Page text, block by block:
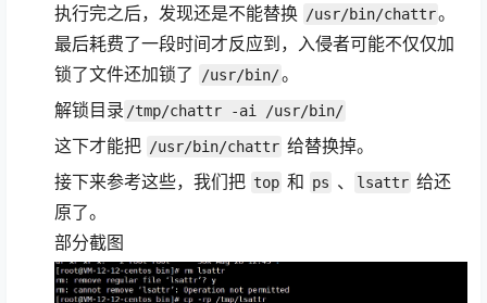
执行完之后，发现还是不能替换 /usr/bin/chattr。
最后耗费了一段时间才反应到，入侵者可能不仅仅加
锁了文件还加锁了
/usr/bin/。
解锁目录 /tmp/chattr -ai /usr/bin/
这下才能把 /usr/bin/chattr 给替换掉。
接下来参考这些，我们把 top 和 ps 、 lsattr 给还
原了。
部分截图